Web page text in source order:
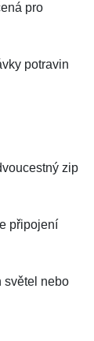
pro
potravin
zip
připojení
světel nebo